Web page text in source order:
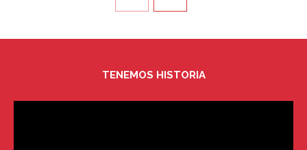
TENEMOS HISTORIA